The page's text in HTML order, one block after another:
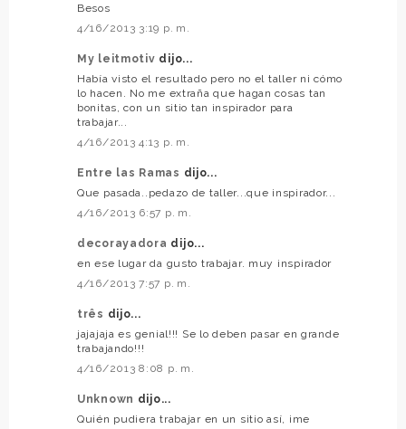
Besos
4/16/2013 3:19 p. m.
My leitmotiv dijo...
Había visto el resultado pero no el taller ni cómo
lo hacen. No me extraña que hagan cosas tan
bonitas, con un sitio tan inspirador para
trabajar...
4/16/2013 4:13 p. m.
Entre las Ramas dijo...
Que pasada..pedazo de taller...que inspirador...
4/16/2013 6:57 p. m.
decorayadora dijo...
en ese lugar da gusto trabajar. muy inspirador
4/16/2013 7:57 p. m.
três dijo...
jajajaja es genial!!! Se lo deben pasar en grande
trabajando!!!
4/16/2013 8:08 p. m.
Unknown dijo...
Quién pudiera trabajar en un sitio así, ¡me